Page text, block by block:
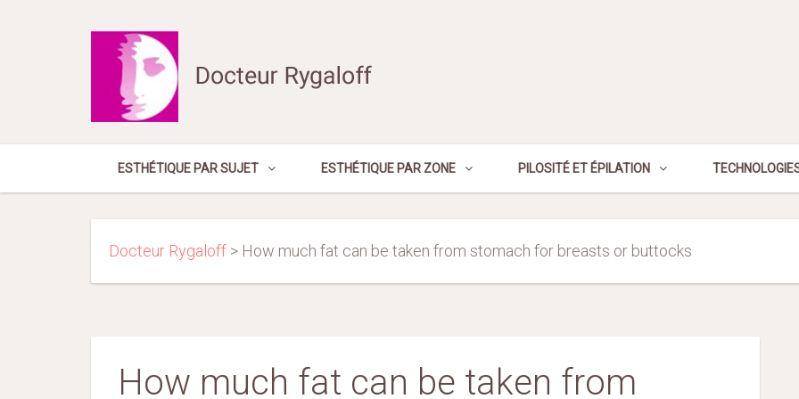
ESTHÉTIQUE PAR SUJET ESTHÉTIQUE PAR ZONE PILOSITÉ ET ÉPILATION
Docteur Rygaloff > How much fat can be taken from stomach for breasts or buttocks
How much fat can be taken from